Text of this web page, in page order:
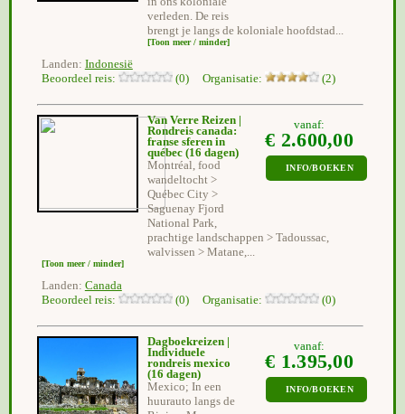
verleden. De reis
brengt je langs de koloniale hoofdstad...
[Toon meer / minder]
Landen: Indonesië
Beoordeel reis:
(0) Organisatie: (2)
vanaf:
€ 2.600,00
INFO/BOEKEN
Van Verre Reizen |
Rondreis canada:
franse sferen in
québec (16 dagen)
Montréal, food
wandeltocht >
Québec City >
Saguenay Fjord
National Park,
prachtige landschappen > Tadoussac,
walvissen > Matane,...
[Toon meer / minder]
Landen: Canada
Beoordeel reis:
(0) Organisatie: (0)
vanaf:
€ 1.395,00
INFO/BOEKEN
Dagboekreizen |
Individuele
rondreis mexico
(16 dagen)
Mexico; In een
huurauto langs de